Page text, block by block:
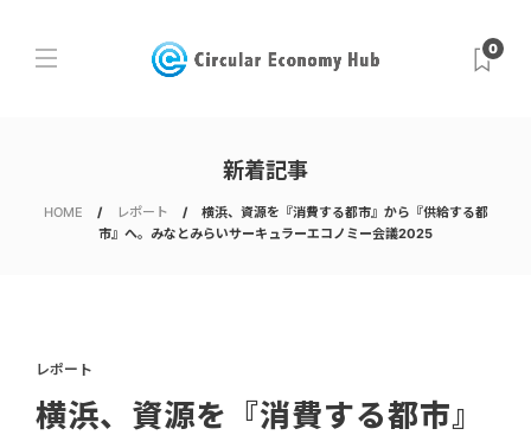
0
新着記事
HOME レポート
横浜、資源を『消費する都市』から『供給する都
市』へ。みなとみらいサーキュラーエコノミー会議2025
レポート
横浜、資源を『消費する都市』